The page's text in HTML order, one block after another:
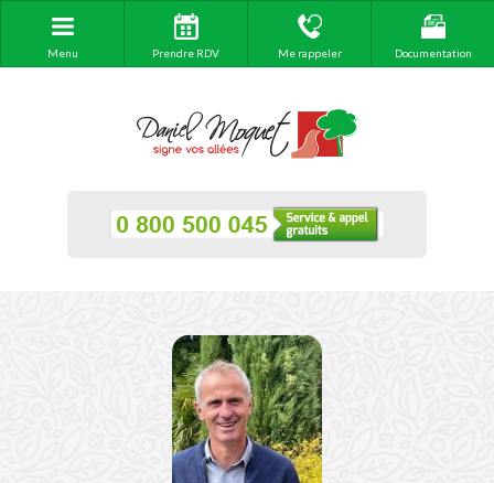
Menu Prendre RDV Me rappeler Documentation